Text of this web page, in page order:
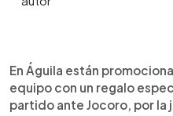
► Escuchar artículo
En Águila están
equipo con un regalo
partido ante Jocoro, por la